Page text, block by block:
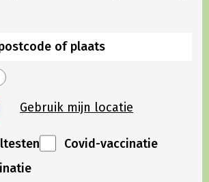
Gebruik mijn locatie
Covid-vaccinatie